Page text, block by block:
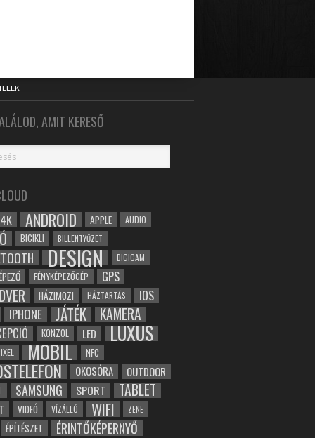
AMIT KERESŐ
4K ANDROID APPLE AUDIO
BICIKLI BILLENTYŰZET
DESIGN DIGICAM
FÉNYKÉPEZŐGÉP GPS
HÁZIMOZI HÁZTARTÁS
IOS
IPHONE
JÁTÉK KAMERA
KONZOL LED LUXUS
MOBIL NFC
OKOSÓRA OUTDOOR
SAMSUNG SPORT TABLET
VIDEÓ VÍZÁLLÓ WIFI ZENE
ÉPÍTÉSZET ÉRINTŐKÉPERNYŐ